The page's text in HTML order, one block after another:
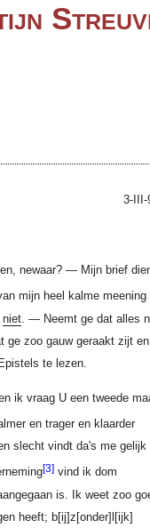
3-III-
newaar? — Mijn brief
mijn heel kalme meening
niet. — Neemt ge dat alles
ge zoo gauw geraakt zijt en
te lezen.
ik vraag U een tweede
en trager en klaarder
slecht vindt da's me gelijk
[3]vind ik dom
is. Ik weet zoo
heeft; b[ij]z[onder]l[ijk]